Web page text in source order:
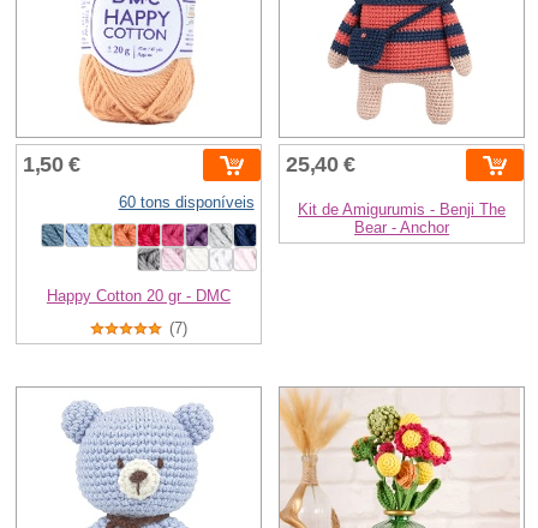
1,50 €
60 tons disponíveis
Happy Cotton 20 gr - DMC
(7)
25,40 €
Kit de Amigurumis - Benji The
Bear - Anchor